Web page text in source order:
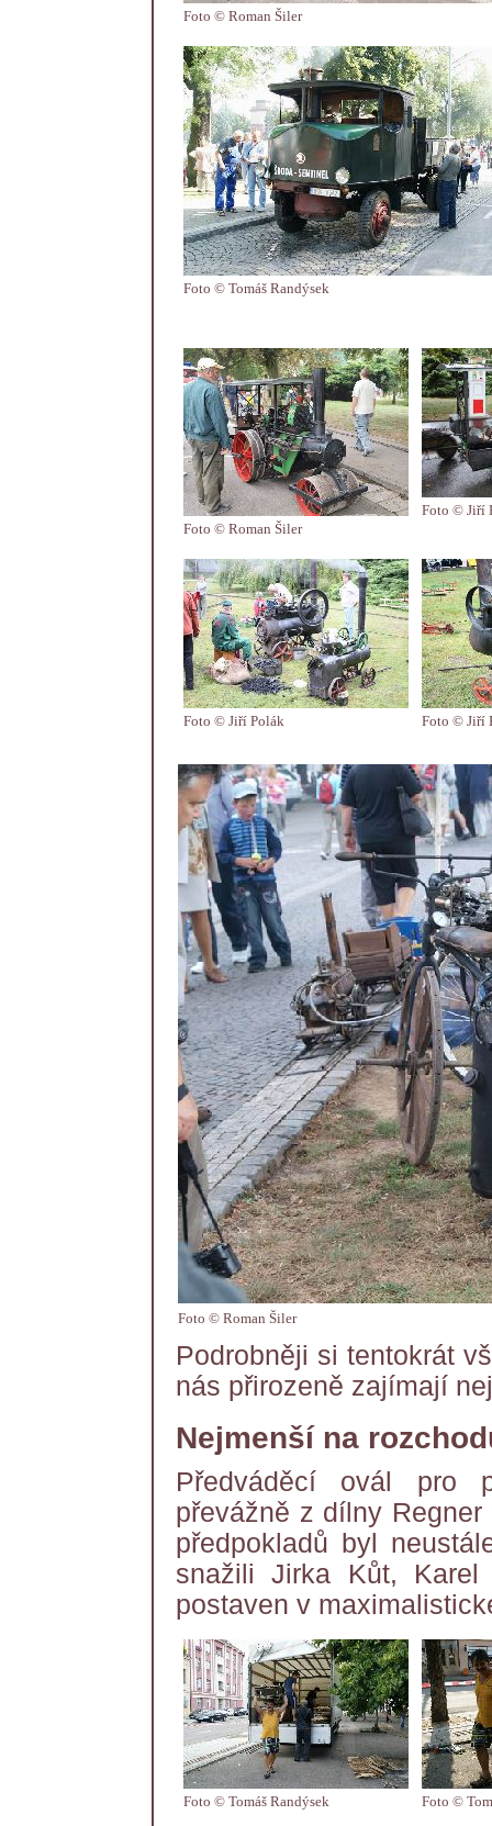
Foto © Roman Šiler
Foto © Tomáš Randýsek
Foto © Roman Šiler
Foto © Jiří
Foto © Jiří Polák Foto © Jiří
Foto © Roman Šiler
Podrobněji si tentokrát
nás přirozeně zajímají
Nejmenší na
Předváděcí ovál pro
převážně z dílny
předpokladů byl
snažili Jirka Kůt,
postaven v
Foto © Tomáš Randýsek Foto ©